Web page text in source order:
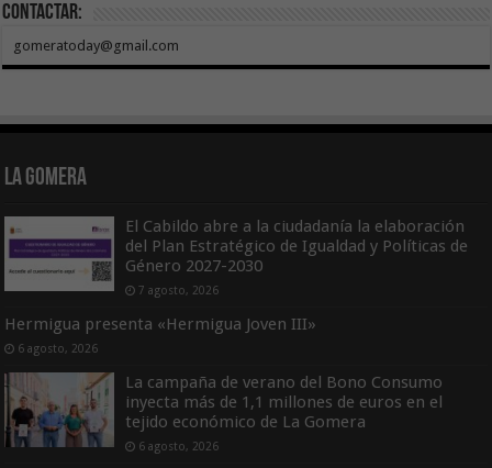
Contactar:
gomeratoday@gmail.com
La Gomera
El Cabildo abre a la ciudadanía la elaboración
del Plan Estratégico de Igualdad y Políticas de
Género 2027-2030
7 agosto, 2026
Hermigua presenta «Hermigua Joven III»
6 agosto, 2026
La campaña de verano del Bono Consumo
inyecta más de 1,1 millones de euros en el
tejido económico de La Gomera
6 agosto, 2026